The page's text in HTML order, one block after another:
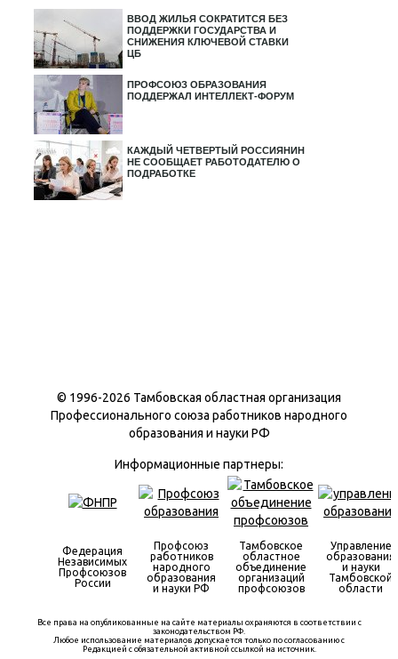
ВВОД ЖИЛЬЯ СОКРАТИТСЯ БЕЗ
ПОДДЕРЖКИ ГОСУДАРСТВА И
СНИЖЕНИЯ КЛЮЧЕВОЙ СТАВКИ
ЦБ
ПРОФСОЮЗ ОБРАЗОВАНИЯ
ПОДДЕРЖАЛ ИНТЕЛЛЕКТ-ФОРУМ
КАЖДЫЙ ЧЕТВЕРТЫЙ РОССИЯНИН
НЕ СООБЩАЕТ РАБОТОДАТЕЛЮ О
ПОДРАБОТКЕ
© 1996-2026 Тамбовская областная организация
Профессионального союза работников народного
образования и науки РФ
Информационные партнеры:
Федерация
Независимых
Профсоюзов
России
Профсоюз
работников
народного
образования
и науки РФ
Тамбовское
областное
объединение
организаций
профсоюзов
Управление
образования
и науки
Тамбовской
области
Все права на опубликованные на сайте материалы охраняются в соответствии с
законодательством РФ.
Любое использование материалов допускается только по согласованию с
Редакцией с обязательной активной ссылкой на источник.